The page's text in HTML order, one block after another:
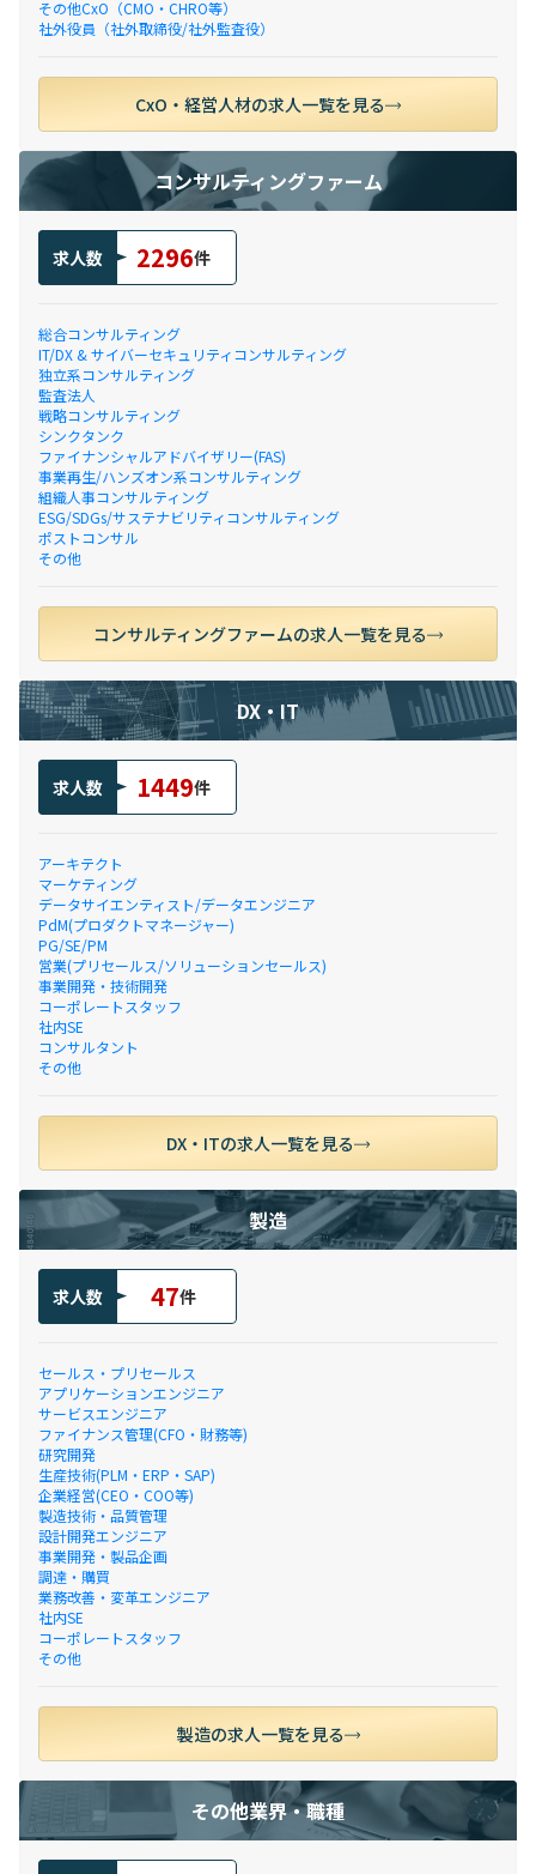
その他CxO（CMO・CHRO等）
社外役員（社外取締役/社外監査役）
CxO・経営人材の求人一覧を見る
コンサルティングファーム
求人数 2296件
総合コンサルティング
IT/DX & サイバーセキュリティコンサルティング
独立系コンサルティング
監査法人
戦略コンサルティング
シンクタンク
ファイナンシャルアドバイザリー(FAS)
事業再生/ハンズオン系コンサルティング
組織人事コンサルティング
ESG/SDGs/サステナビリティコンサルティング
ポストコンサル
その他
コンサルティングファームの求人一覧を見る
DX・IT
求人数 1449件
アーキテクト
マーケティング
データサイエンティスト/データエンジニア
PdM(プロダクトマネージャー)
PG/SE/PM
営業(プリセールス/ソリューションセールス)
事業開発・技術開発
コーポレートスタッフ
社内SE
コンサルタント
その他
DX・ITの求人一覧を見る
製造
求人数 47件
セールス・プリセールス
アプリケーションエンジニア
サービスエンジニア
ファイナンス管理(CFO・財務等)
研究開発
生産技術(PLM・ERP・SAP)
企業経営(CEO・COO等)
製造技術・品質管理
設計開発エンジニア
事業開発・製品企画
調達・購買
業務改善・変革エンジニア
社内SE
コーポレートスタッフ
その他
製造の求人一覧を見る
その他業界・職種